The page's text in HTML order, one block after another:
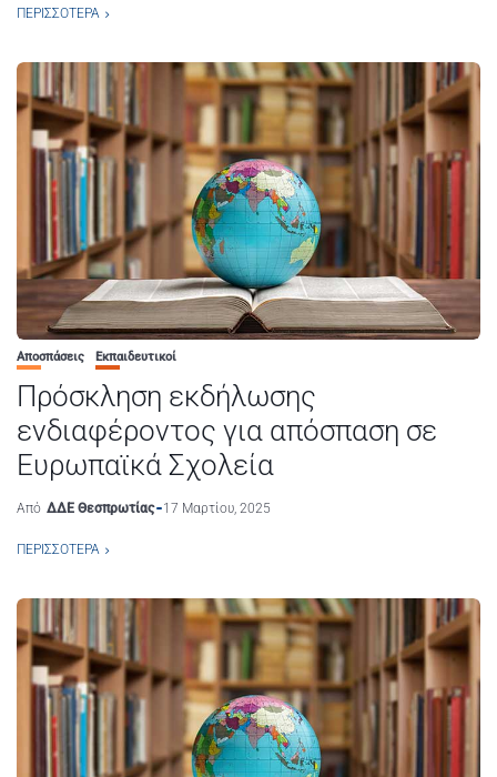
ΠΕΡΙΣΣΌΤΕΡΑ
Αποσπάσεις Εκπαιδευτικοί
Πρόσκληση εκδήλωσης
ενδιαφέροντος για απόσπαση σε
Ευρωπαϊκά Σχολεία
Από ΔΔΕ Θεσπρωτίας 17 Μαρτίου, 2025
ΠΕΡΙΣΣΌΤΕΡΑ